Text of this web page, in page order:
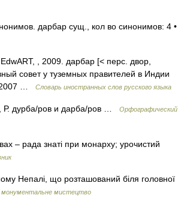
дарбар сущ., кол во синонимов: 4 •
, 2009. дарбар [< перс. двор,
совет у туземных правителей в Индии
2007 …
Словарь иностранных слов русского языка
дурба/ров и дарба/ров …
Орфографический
– рада знаті при монарху; урочистий
Непалі, що розташований біля головної
монументальне мистецтво